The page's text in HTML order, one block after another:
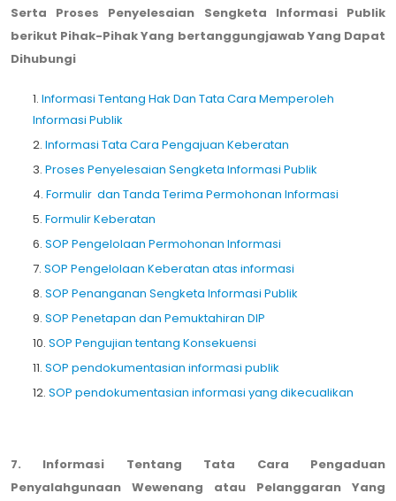
Serta Proses Penyelesaian Sengketa Informasi Publik
berikut Pihak-Pihak Yang bertanggungjawab Yang Dapat
Dihubungi
1. Informasi Tentang Hak Dan Tata Cara Memperoleh
Informasi Publik
2. Informasi Tata Cara Pengajuan Keberatan
3. Proses Penyelesaian Sengketa Informasi Publik
4. Formulir dan Tanda Terima Permohonan Informasi
5. Formulir Keberatan
6. SOP Pengelolaan Permohonan Informasi
7. SOP Pengelolaan Keberatan atas informasi
8. SOP Penanganan Sengketa Informasi Publik
9. SOP Penetapan dan Pemuktahiran DIP
10. SOP Pengujian tentang Konsekuensi
11. SOP pendokumentasian informasi publik
12. SOP pendokumentasian informasi yang dikecualikan
7. Informasi Tentang Tata Cara Pengaduan
Penyalahgunaan Wewenang atau Pelanggaran Yang